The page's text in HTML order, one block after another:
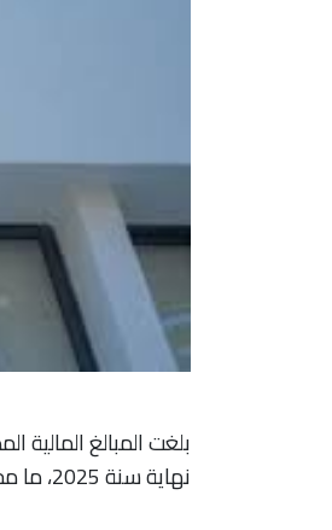
نهاية سنة 2025، ما مجموعه 51 مليار درهم.